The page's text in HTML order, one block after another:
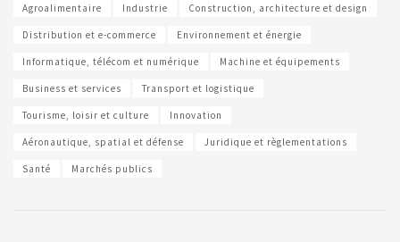
Agroalimentaire Industrie Construction, architecture et design
Distribution et e-commerce Environnement et énergie
Informatique, télécom et numérique Machine et équipements
Business et services Transport et logistique
Tourisme, loisir et culture Innovation
Aéronautique, spatial et défense Juridique et règlementations
Santé Marchés publics